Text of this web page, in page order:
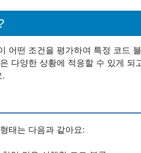
어떤 조건을 평가하여 특정 코드
다양한 상황에 적응할 수 있게 되
.
태는 다음과 같아요: